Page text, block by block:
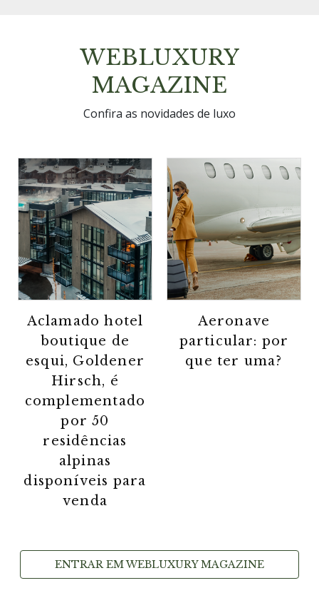
WEBLUXURY
MAGAZINE
Confira as novidades de luxo
Aclamado hotel
boutique de
esqui, Goldener
Hirsch, é
complementado
por 50
residências
alpinas
disponíveis para
venda
Aeronave
particular: por
que ter uma?
ENTRAR EM WEBLUXURY MAGAZINE